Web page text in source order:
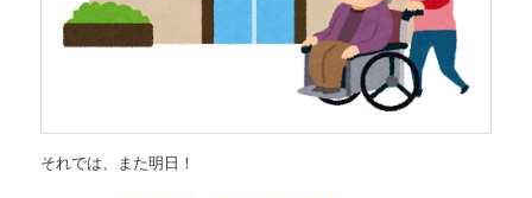
それでは、また明日！